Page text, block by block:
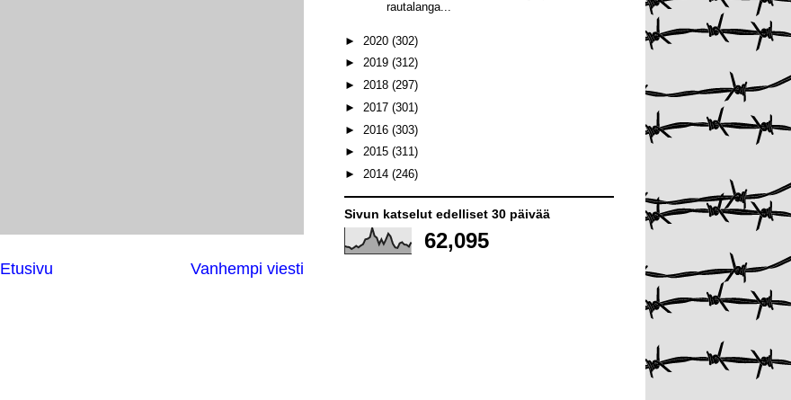
Vanhempi viesti
Etusivu
rautalanga...
► 2020 (302)
► 2019 (312)
► 2018 (297)
► 2017 (301)
► 2016 (303)
► 2015 (311)
► 2014 (246)
Sivun katselut edelliset 30 päivää
62,095